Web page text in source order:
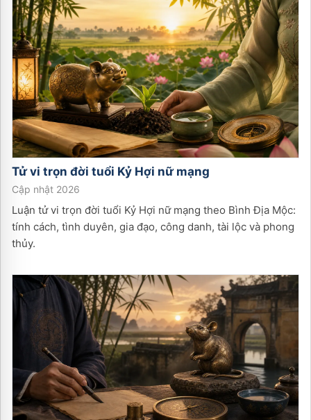
Tử vi trọn đời tuổi Kỷ Hợi nữmạng
Cập nhật 2026
Luận tử vi trọn đời tuổi Kỷ Hợi nữ mạng theo Bình Địa Mộc:
tính cách, tình duyên, gia đạo, công danh, tài lộc và phong
thủy.